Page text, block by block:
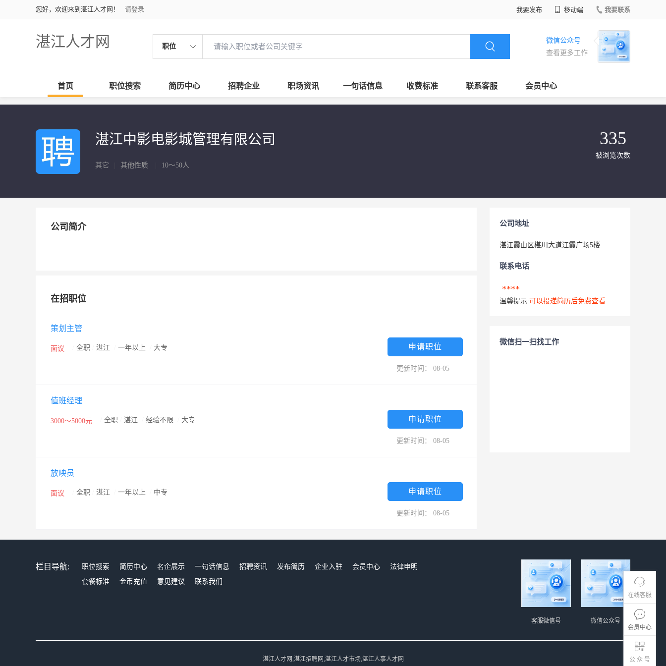
您好，欢迎来到湛江人才网！ 请登录 我要发布 移动端 我要联系
湛江人才网 职位
微信公众号
查看更多工作
首页 职位搜索 简历中心 招聘企业 职场资讯 一句话信息 收费标准 联系客服 会员中心
在线客服
会员中心
公 众 号
湛江中影电影城管理有限公司
其它 其他性质 10～50人
335
被浏览次数
公司简介
在招职位
策划主管
面议 全职 湛江 一年以上 大专 申请职位
更新时间： 08-05
值班经理
3000～5000元 全职 湛江 经验不限 大专 申请职位
更新时间： 08-05
放映员
面议 全职 湛江 一年以上 中专 申请职位
更新时间： 08-05
公司地址
湛江霞山区椹川大道江霞广场5楼
联系电话
****
温馨提示: 可以投递简历后免费查看
微信扫一扫找工作
栏目导航: 职位搜索 简历中心 名企展示 一句话信息 招聘资讯 发布简历 企业入驻 会员中心
法律申明
套餐标准
金币充值 意见建议 联系我们
微信公众号
客服微信号
湛江人才网,湛江招聘网,湛江人才市场,湛江人事人才网